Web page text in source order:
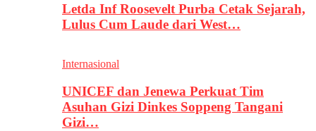
Letda Inf Roosevelt Purba Cetak Sejarah,
Lulus Cum Laude dari West…
Internasional
UNICEF dan Jenewa Perkuat Tim
Asuhan Gizi Dinkes Soppeng Tangani
Gizi…